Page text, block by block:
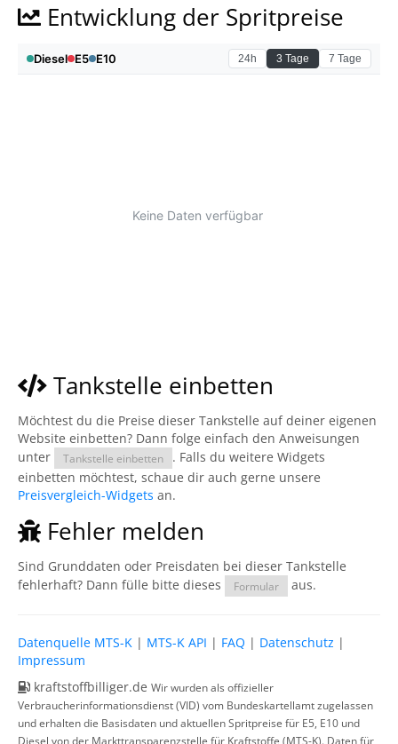
Entwicklung der Spritpreise
Tankstelle einbetten
Möchtest du die Preise dieser Tankstelle auf deiner eigenen
Website einbetten? Dann folge einfach den Anweisungen
unter
Tankstelle einbetten
. Falls du weitere Widgets
einbetten möchtest, schaue dir auch gerne unsere
Preisvergleich-Widgets an.
Fehler melden
Sind Grunddaten oder Preisdaten bei dieser Tankstelle
fehlerhaft? Dann fülle bitte dieses
Formular aus.
Datenquelle MTS-K | MTS-K API | FAQ | Datenschutz |
Impressum
kraftstoffbilliger.de Wir wurden als offizieller
Verbraucherinformationsdienst (VID) vom Bundeskartellamt zugelassen
und erhalten die Basisdaten und aktuellen Spritpreise für E5, E10 und
Diesel von der Markttransparenzstelle für Kraftstoffe (MTS-K). Daten für